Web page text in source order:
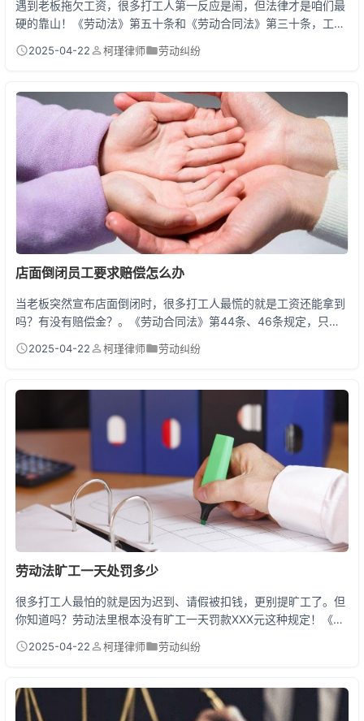
遇到老板拖欠工资，很多打工人第一反应是闹，但法律才是咱们最
硬的靠山！《劳动法》第五十条和《劳动合同法》第三十条，工资
司补发工资，还能索要应付金额50%-100%的赔偿金！操作分三步
裁（不花钱还能线上办）；3.法院起诉（对付老赖一招）。记住，
维权有效期是1年，越早行动越有利！ ...
2025-04-22 柯瑾律师 劳动纠纷
店面倒闭员工要求赔偿怎么办
当老板突然宣布店面倒闭时，很多打工人最慌的就是工资还能拿到
吗？有没有赔偿金？。《劳动合同法》第44条、46条规定，只要
标准按照工作年限，满1年补1个月工资，不满半年补半个月。这里
张 这四件事必须马上做 第一步赶紧用手机拍下考勤记录、工资
条，把劳动合同找出来（没签合同的更要收集上班证...
2025-04-22 柯瑾律师 劳动纠纷
劳动法旷工一天处罚多少
很多打工人最怕的就是因为迟到、请假被扣钱，更别提旷工了。但
你知道吗？劳动法里根本没有旷工一天罚款XXX元这种规定！《劳
民主程序并向劳动者公示。换句话说，公司可以规定旷工处罚，但
我处理过上百起劳动纠纷案件，发现很多公司都在这些地方踩雷：
1. 工资不能随便扣 小王因为发烧旷工1天，结...
2025-04-22 柯瑾律师 劳动纠纷